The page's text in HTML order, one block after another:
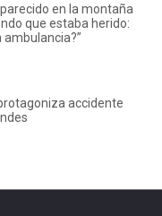
en la montaña
que estaba herido:
ambulancia?”
accidente